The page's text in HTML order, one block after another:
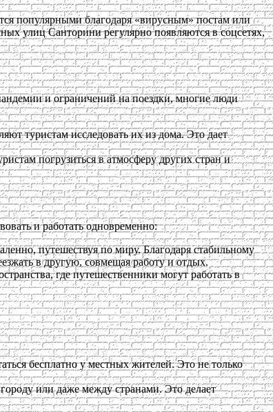
популярными благодаря «вирусным» постам или
улиц Санторини регулярно появляются в соцсетях,
и ограничений на поездки, многие люди
туристам исследовать их из дома. Это дает
погрузиться в атмосферу других стран и
и работать одновременно:
путешествуя по миру. Благодаря стабильному
в другую, совмещая работу и отдых.
где путешественники могут работать в
бесплатно у местных жителей. Это не только
или даже между странами. Это делает